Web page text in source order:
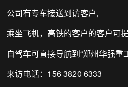
公司有专车接送到访客户,
乘坐飞机，高铁的客户的客户可
自驾车可直接导航到“郑州华强重
来访电话： 156 3820 6333